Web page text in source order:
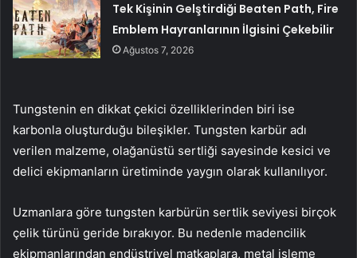
Tek Kişinin Gelştirdiği Beaten Path, Fire
Emblem Hayranlarının İlgisini Çekebilir
Ağustos 7, 2026
Tungstenin en dikkat çekici özelliklerinden biri ise
karbonla oluşturduğu bileşikler. Tungsten karbür adı
verilen malzeme, olağanüstü sertliği sayesinde kesici ve
delici ekipmanların üretiminde yaygın olarak kullanılıyor.
Uzmanlara göre tungsten karbürün sertlik seviyesi birçok
çelik türünü geride bırakıyor. Bu nedenle madencilik
ekipmanlarından endüstriyel matkaplara, metal işleme